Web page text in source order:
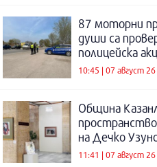
87 моторни
души са
полицейска
10:45 | 07 август 26
Община
на Дечко
11:41 | 07 август 26